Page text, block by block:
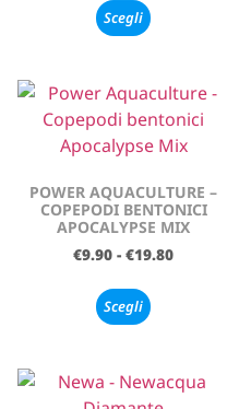
Scegli
POWER AQUACULTURE –
COPEPODI BENTONICI
APOCALYPSE MIX
€9.90 - €19.80
Scegli